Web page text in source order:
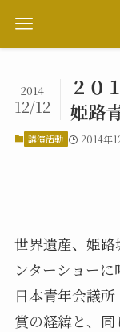
２０
姫路
2014
12/12
講演活動 2014年
世界遺産、姫
ンターショーに
日本青年会議
賞の経緯と、